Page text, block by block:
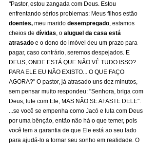
"Pastor, estou zangada com Deus. Estou
enfrentando sérios problemas: Meus filhos estão
doentes, meu marido desempregado, estamos
cheios de dívidas, o aluguel da casa está
atrasado e o dono do imóvel deu um prazo para
pagar, caso contrário, seremos despejados. E
DEUS, ONDE ESTÁ QUE NÃO VÊ TUDO ISSO?
PARA ELE EU NÃO EXISTO... O QUE FAÇO
AGORA?" O pastor, já atrasado uns dez minutos,
sem pensar muito respondeu: "Senhora, briga com
Deus; lute com Ele, MAS NÃO SE AFASTE DELE".
...se você se empenha como Jacó e luta com Deus
por uma bênção, então não há o que temer, pois
você tem a garantia de que Ele está ao seu lado
para ajudá-lo a tornar seu sonho em realidade. O